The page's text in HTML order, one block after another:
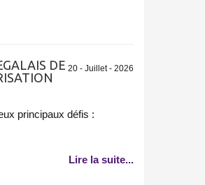
20 - Juillet - 2026
DE
principaux défis :
Lire la suite...